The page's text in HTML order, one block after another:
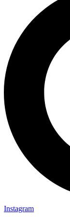
Instagram